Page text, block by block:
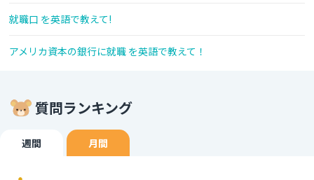
就職口 を英語で教えて!
アメリカ資本の銀行に就職 を英語で教えて！
質問ランキング
週間 月間